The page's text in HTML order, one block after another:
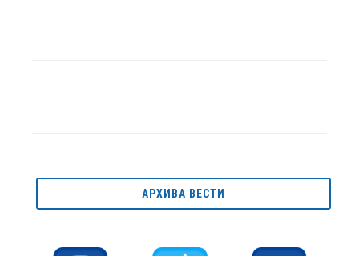
АРХИВА ВЕСТИ